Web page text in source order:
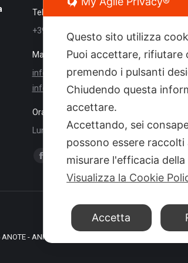
Telefono
+39 081 8780564
Mail:
info@newcongress.it
info@anoteanigea.it
Orari di contatto
Lun.-Ven. 9:00 - 18:00
Ci puoi trovare su:
Facebook
opens
window
Linkedin
page
new
- ANIGEA . Tutti i diritti riservati.
Questo sito utilizza
Puoi accettare, rifiutare
premendo i pulsanti
Chiudendo questa
accettare.
Accettando, sei
possono essere
misurare l'efficacia
Visualizza la Cookie
Accetta